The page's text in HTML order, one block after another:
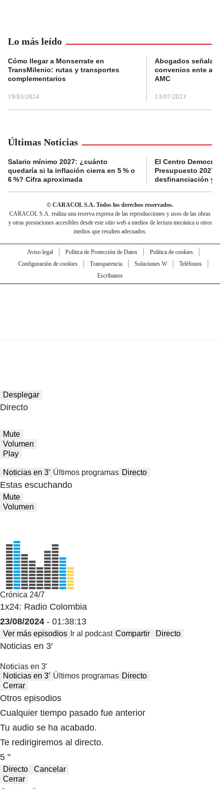
Lo más leído
Cómo llegar a Monserrate en
TransMilenio: rutas y transportes
complementarios
19/03/2024
Abogados
convenios ente
AMC
13/07/2023
Últimas Noticias
Salario mínimo 2027: ¿cuánto
quedaría si la inflación cierra en 5 % o
6 %? Cifra aproximada
El Centro
Presupuesto 2027
desfinanciación y
© CARACOL S.A. Todos los derechos reservados.
CARACOL S.A. realiza una reserva expresa de las reproducciones y usos de las obras
y otras prestaciones accesibles desde este sitio web a medios de lectura mecánica u otros
medios que resulten adecuados.
Aviso legal Política de Protección de Datos
Política de cookies
Configuración de cookies
Transparencia Soluciones W
Teléfonos
Escríbanos
Desplegar
Directo
Mute
Volumen
Play
Noticias en 3′ Últimos programas Directo
Estas escuchando
Mute
Volumen
Crónica 24/7
1x24: Radio Colombia
23/08/2024 - 01:38:13
Ver más episodios Ir al podcast Compartir Directo
Noticias en 3′
Noticias en 3′
Noticias en 3′ Últimos programas Directo
Cerrar
Otros episodios
Cualquier tiempo pasado fue anterior
Tu audio se ha acabado.
Te redirigiremos al directo.
5 "
Directo
Cancelar
Cerrar